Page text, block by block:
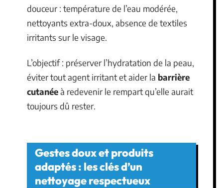
douceur : température de l’eau modérée,
nettoyants extra-doux, absence de textiles
irritants sur le visage.
L’objectif : préserver l’hydratation de la peau,
éviter tout agent irritant et aider la barrière
cutanéeà redevenir le rempart qu’elle aurait
toujours dû rester.
Gestes doux et produits
adaptés : les clés d’un
nettoyage respectueux